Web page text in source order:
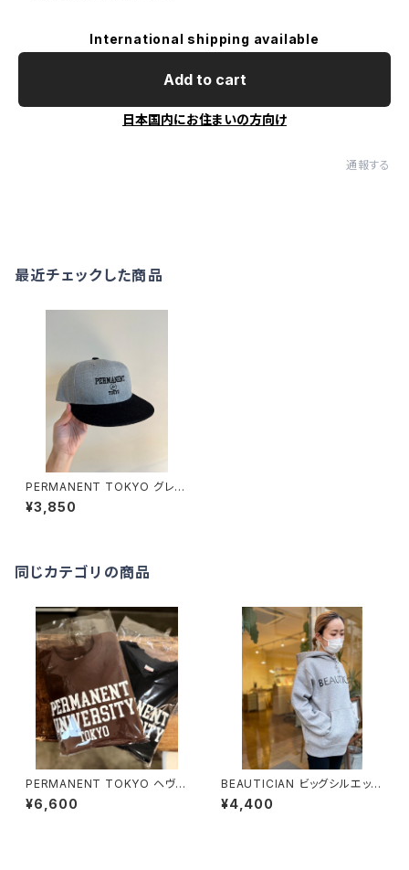
International shipping available
Add to cart
日本国内にお住まいの方向け
通報する
最近チェックした商品
PERMANENT TOKYO グレー
ブラック バイザー
¥3,850
同じカテゴリの商品
PERMANENT TOKYO ヘヴィ
ーウェイト クルーネックスウェッ
ト
¥6,600
BEAUTICIAN ビッグシルエット
スウェット プルオーバーパーカ
ー
¥4,400